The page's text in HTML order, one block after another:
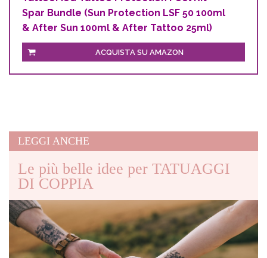
Spar Bundle (Sun Protection LSF 50 100ml
& After Sun 100ml & After Tattoo 25ml)
ACQUISTA SU AMAZON
LEGGI ANCHE
Le più belle idee per TATUAGGI
DI COPPIA